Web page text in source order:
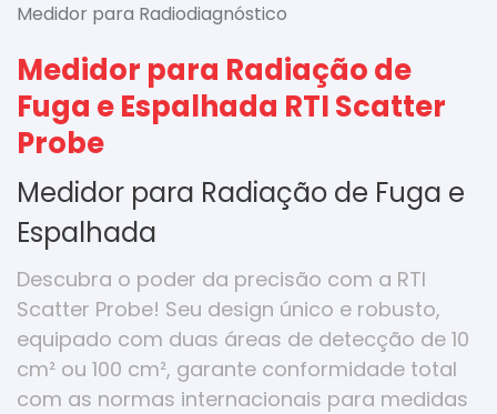
Medidor para Radiodiagnóstico
Medidor para Radiação de
Fuga e Espalhada RTI Scatter
Probe
Medidor para Radiação de Fuga e
Espalhada
Descubra o poder da precisão com a RTI
Scatter Probe! Seu design único e robusto,
equipado com duas áreas de detecção de 10
cm² ou 100 cm², garante conformidade total
com as normas internacionais para medidas